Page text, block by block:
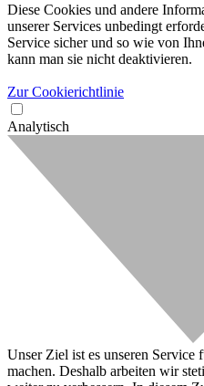
Diese Cookies und andere
unserer Services unbedingt
Service sicher und so wie von
kann man sie nicht deaktivieren.
Zur Cookierichtlinie
Analytisch
Unser Ziel ist es unseren Service
machen. Deshalb arbeiten wir